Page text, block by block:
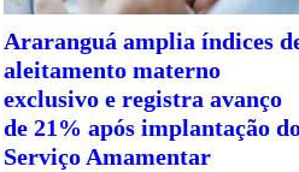
Araranguá amplia índices
aleitamento materno
exclusivo e registra avanço
de 21% após implantação
Serviço Amamentar